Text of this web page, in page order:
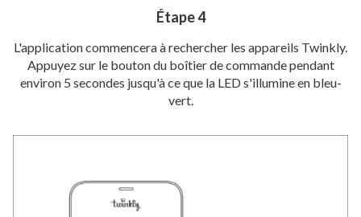
Étape 4
L'application commencera à rechercher les appareils Twinkly.
Appuyez sur le bouton du boîtier de commande pendant
environ 5 secondes jusqu'à ce que la LED s'illumine en bleu-
vert.